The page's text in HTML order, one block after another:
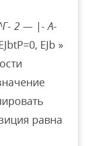
^Г- 2 — |- А-
EJb »
равна